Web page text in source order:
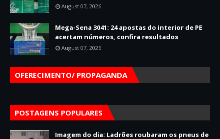
August 07, 2026
Mega-Sena 3041: 24 apostas do interior de PE
acertam números, confira resultados
August 07, 2026
OFERECIMENTO/ PROPAGANDA
POSTAGENS POPULARES
Imagem do dia: Ladrões roubaram os pneus de